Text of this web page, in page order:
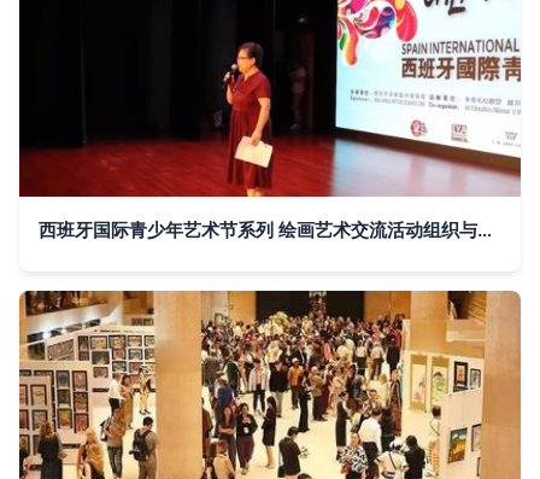
西班牙国际青少年艺术节系列 绘画艺术交流活动组织与文化传播的深度融合